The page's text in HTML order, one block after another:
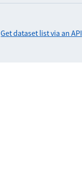
Get dataset list via an API